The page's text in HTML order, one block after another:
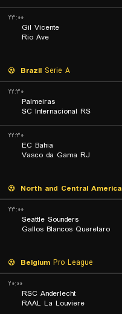
۲۳:۰۰
Gil Vicente
Rio Ave
Brazil Serie A
۲۲:۳۰
Palmeiras
SC Internacional RS
۲۲:۳۰
EC Bahia
Vasco da Gama RJ
North and Central America
۲۳:۰۰
Seattle Sounders
Gallos Blancos Queretaro
Belgium Pro League
۲۰:۰۰
RSC Anderlecht
RAAL La Louviere